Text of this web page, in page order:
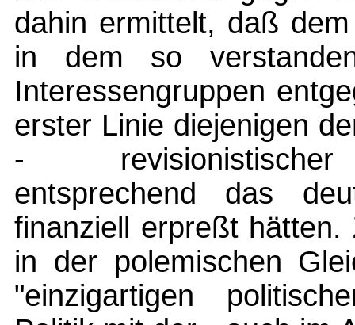
dahin ermittelt, daß
in dem so
Interessengruppen
erster Linie diejenigen
- revisionistischer
entsprechend das
finanziell erpreßt
in der polemischen
"einzigartigen